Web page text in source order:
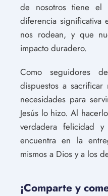
de nosotros tiene el
diferencia significativa
nos rodean, y que
impacto duradero.
Como seguidores
dispuestos a
necesidades para
Jesús lo hizo. Al
verdadera felicidad
encuentra en la
mismos a Dios y a los
¡Comparte y